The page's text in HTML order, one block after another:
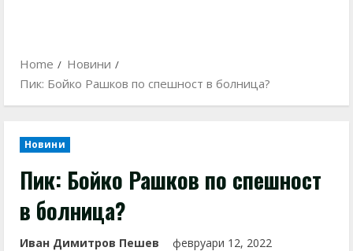
Home
Новини
Пик: Бойко Рашков по спешност в болница?
Новини
Пик: Бойко Рашков по спешност
в болница?
Иван Димитров Пешев февруари 12, 2022